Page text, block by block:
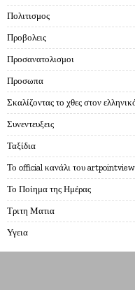
Πολιτισμος
Προβολεις
Προσανατολισμοι
Προσωπα
Σκαλίζοντας το χθες στον
Συνεντευξεις
Ταξίδια
Το official κανάλι του
Το Ποίημα της Ημέρας
Τριτη Ματια
Υγεια